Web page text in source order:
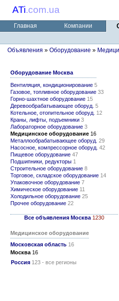
ATi.com.ua
Главная Компании
Объявления » Оборудование »
Оборудование Москва
Вентиляция, кондиционирование 5
Газовое, топливное оборудование 33
Горно-шахтное оборудование 15
Деревообрабатывающее оборуд. 5
Котельное, отопительное оборуд. 12
Краны, лифты, подъемники 3
Лабораторное оборудование 3
Медицинское оборудование 16
Металлообрабатывающее оборуд. 29
Насосное, компрессорное оборуд. 42
Пищевое оборудование 47
Подшипники, редукторы 1
Строительное оборудование 8
Торговое, складское оборудование 14
Упаковочное оборудование 7
Химическое оборудование 11
Холодильное оборудование 25
Прочее оборудование 22
Все объявления Москва 1230
Медицинское оборудование
Московская область 16
Москва 16
Россия 123 - все регионы